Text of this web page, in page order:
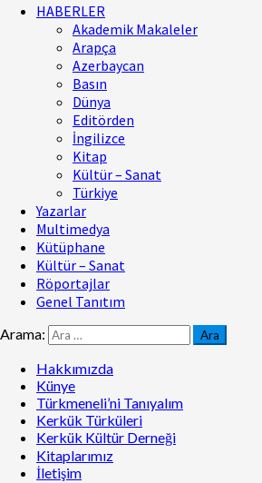
HABERLER
Akademik Makaleler
Arapça
Azerbaycan
Basın
Dünya
Editörden
İngilizce
Kitap
Kültür – Sanat
Türkiye
Yazarlar
Multimedya
Kütüphane
Kültür – Sanat
Röportajlar
Genel Tanıtım
Arama:
Hakkımızda
Künye
Türkmeneli’ni Tanıyalım
Kerkük Türküleri
Kerkük Kültür Derneği
Kitaplarımız
İletişim